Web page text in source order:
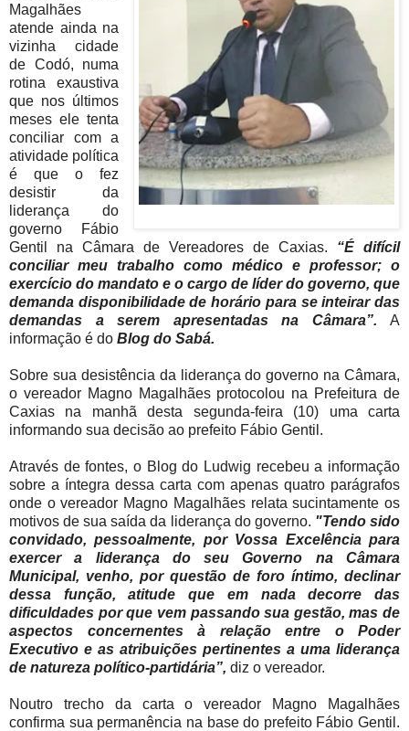
Magalhães
atende ainda na
vizinha cidade
de Codó, numa
rotina exaustiva
que nos últimos
meses ele tenta
conciliar com a
atividade política
é que o fez
desistir da
liderança do
governo Fábio
Gentil na Câmara de Vereadores de Caxias. “É difícil
conciliar meu trabalho como médico e professor; o
exercício do mandato e o cargo de líder do governo, que
demanda disponibilidade de horário para se inteirar das
demandas a serem apresentadas na Câmara”. A
informação é do Blog do Sabá.
Sobre sua desistência da liderança do governo na Câmara,
o vereador Magno Magalhães protocolou na Prefeitura de
Caxias na manhã desta segunda-feira (10) uma carta
informando sua decisão ao prefeito Fábio Gentil.
Através de fontes, o Blog do Ludwig recebeu a informação
sobre a íntegra dessa carta com apenas quatro parágrafos
onde o vereador Magno Magalhães relata sucintamente os
motivos de sua saída da liderança do governo. "Tendo sido
convidado, pessoalmente, por Vossa Excelência para
exercer a liderança do seu Governo na Câmara
Municipal, venho, por questão de foro íntimo, declinar
dessa função, atitude que em nada decorre das
dificuldades por que vem passando sua gestão, mas de
aspectos concernentes à relação entre o Poder
Executivo e as atribuições pertinentes a uma liderança
de natureza político-partidária”, diz o vereador.
Noutro trecho da carta o vereador Magno Magalhães
confirma sua permanência na base do prefeito Fábio Gentil.